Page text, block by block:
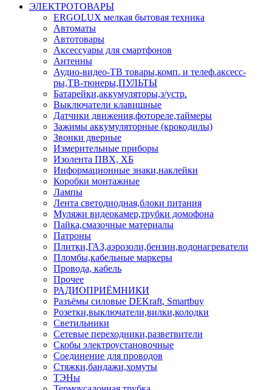
ЭЛЕКТРОТОВАРЫ
ERGOLUX мелкая бытовая техника
Автоматы
Автотовары
Аксессуары для смартфонов
Антенны
Аудио-видео-ТВ товары,комп. и телеф.аксесс-
ры,ТВ-тюнеры,ПУЛЬТЫ
Батарейки,аккумуляторы,з/устр.
Выключатели клавишные
Датчики движения,фотореле,таймеры
Зажимы аккумуляторные (крокодилы)
Звонки дверные
Измерительные приборы
Изолента ПВХ, ХБ
Информационные знаки,наклейки
Коробки монтажные
Лампы
Лента светодиодная,блоки питания
Муляжи видеокамер,трубки домофона
Пайка,смазочные материалы
Патроны
Плитки,ГАЗ,аэрозоли,бензин,водонагреватели
Пломбы,кабельные маркеры
Провода, кабель
Прочее
РАДИОПРИЁМНИКИ
Разъёмы силовые DEKraft, Smartbuy
Розетки,выключатели,вилки,колодки
Светильники
Сетевые переходники,разветвители
Скобы электроустановочные
Соединение для проводов
Стяжки,бандажи,хомуты
ТЭНы